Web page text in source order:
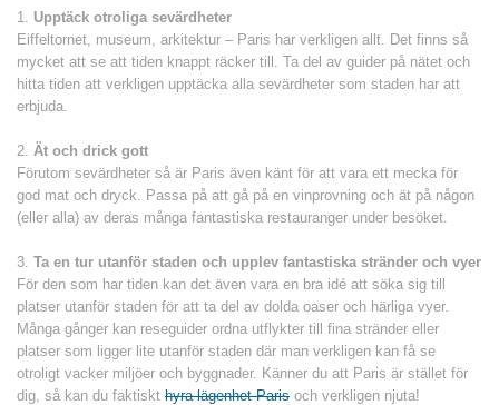
Upptäck otroliga sevärdheter
Eiffeltornet, museum, arkitektur – Paris har verkligen allt. Det finns så
mycket att se att tiden knappt räcker till. Ta del av guider på nätet och
hitta tiden att verkligen upptäcka alla sevärdheter som staden har att
erbjuda.
Ät och drick gott
Förutom sevärdheter så är Paris även känt för att vara ett mecka för
god mat och dryck. Passa på att gå på en vinprovning och ät på någon
(eller alla) av deras många fantastiska restauranger under besöket.
Ta en tur utanför staden och upplev fantastiska stränder och vyer
För den som har tiden kan det även vara en bra idé att söka sig till
platser utanför staden för att ta del av dolda oaser och härliga vyer.
Många gånger kan reseguider ordna utflykter till fina stränder eller
platser som ligger lite utanför staden där man verkligen kan få se
otroligt vacker miljöer och byggnader. Känner du att Paris är stället för
dig, så kan du faktiskt hyra lägenhet Paris och verkligen njuta!